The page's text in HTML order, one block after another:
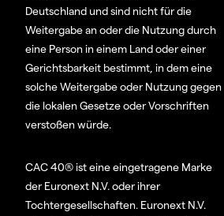
Deutschland und sind nicht für die
Weitergabe an oder die Nutzung durch
eine Person in einem Land oder einer
Gerichtsbarkeit bestimmt, in dem eine
solche Weitergabe oder Nutzung gegen
die lokalen Gesetze oder Vorschriften
verstoßen würde.
CAC 40® ist eine eingetragene Marke
der Euronext N.V. oder ihrer
Tochtergesellschaften. Euronext N.V.